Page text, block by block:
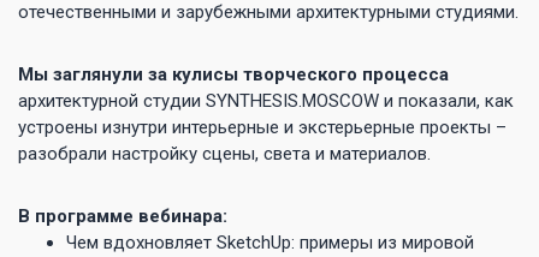
отечественными и зарубежными архитектурными студиями.
Мы заглянули за кулисы творческого процесса
архитектурной студии SYNTHESIS.MOSCOW и показали, как
устроены изнутри интерьерные и экстерьерные проекты –
разобрали настройку сцены, света и материалов.
В программе вебинара:
Чем вдохновляет SketchUp: примеры из мировой